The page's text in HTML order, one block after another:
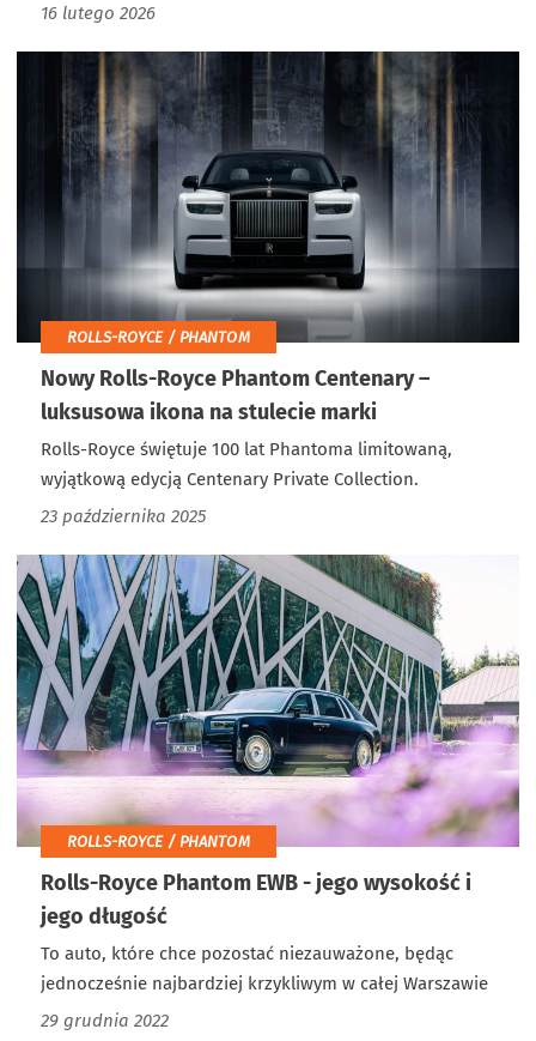
16 lutego 2026
ROLLS-ROYCE / PHANTOM
Nowy Rolls-Royce Phantom Centenary –
luksusowa ikona na stulecie marki
Rolls-Royce świętuje 100 lat Phantoma limitowaną,
wyjątkową edycją Centenary Private Collection.
23 października 2025
ROLLS-ROYCE / PHANTOM
Rolls-Royce Phantom EWB - jego wysokość i
jego długość
To auto, które chce pozostać niezauważone, będąc
jednocześnie najbardziej krzykliwym w całej Warszawie
29 grudnia 2022